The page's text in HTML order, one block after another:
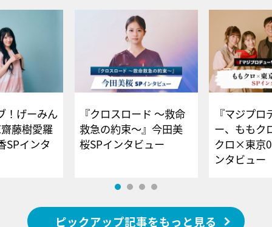
！げーみん
藤樹愛羅
SPインタ
『クロスロード ～救命
救急の約束～』今田美
桜SPインタビュー
『マジプロ
ー、ももク
クロ×東京
ンタビュー
ピックアップ記事をもっと見る